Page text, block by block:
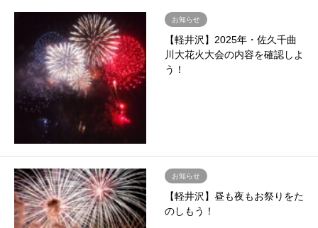
お知らせ
【軽井沢】2025年・佐久千曲
川大花火大会の内容を確認しよ
う！
お知らせ
【軽井沢】昼も夜もお祭りをた
のしもう！